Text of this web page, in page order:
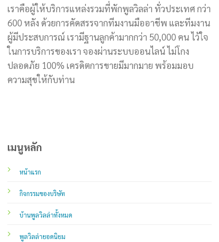
เราคือผู้ให้บริการแหล่งรวมที่พักพูลวิลล่า ทั่วประเทศ กว่า
600 หลัง ด้วยการคัดสรรจากทีมงานมืออาชีพ และทีมงาน
ผู้มีประสบการณ์ เรามีฐานลูกค้ามากกว่า 50,000 คน ไว้ใจ
ในการบริการของเรา จองผ่านระบบออนไลน์ ไม่โกง
ปลอดภัย 100% เครดิตการขายมีมากมาย พร้อมมอบ
ความสุขให้กับท่าน
เมนูหลัก
หน้าแรก
กิจกรรมของบริษัท
บ้านพูลวิลล่าทั้งหมด
พูลวิลล่ายอดนิยม